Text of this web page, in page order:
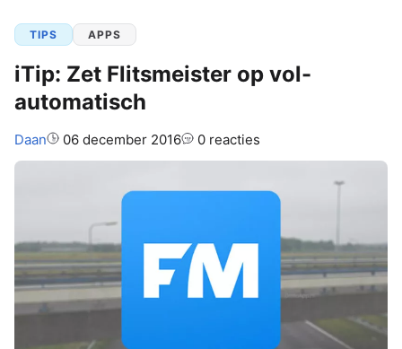
TIPS APPS
iTip: Zet Flitsmeister op vol-
automatisch
Auteur:
Daan 06 december 2016 0 reacties